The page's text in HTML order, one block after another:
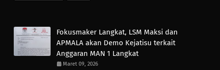
Fokusmaker Langkat, LSM Maksi dan
APMALA akan Demo Kejatisu terkait
Anggaran MAN 1 Langkat
Maret 09, 2026